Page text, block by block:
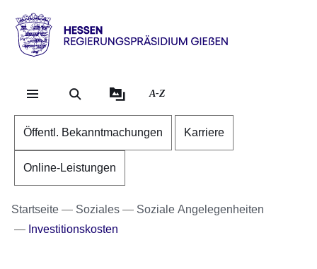
Direkt zum Kopf der
Direkt zum Inhalt
Direkt zum Fuß der
Hessen
RP
A-Z
Öffentl. Bekanntmachungen Karriere
Online-Leistungen
Startseite Soziales
Soziale Angelegenheiten
Investitionskosten